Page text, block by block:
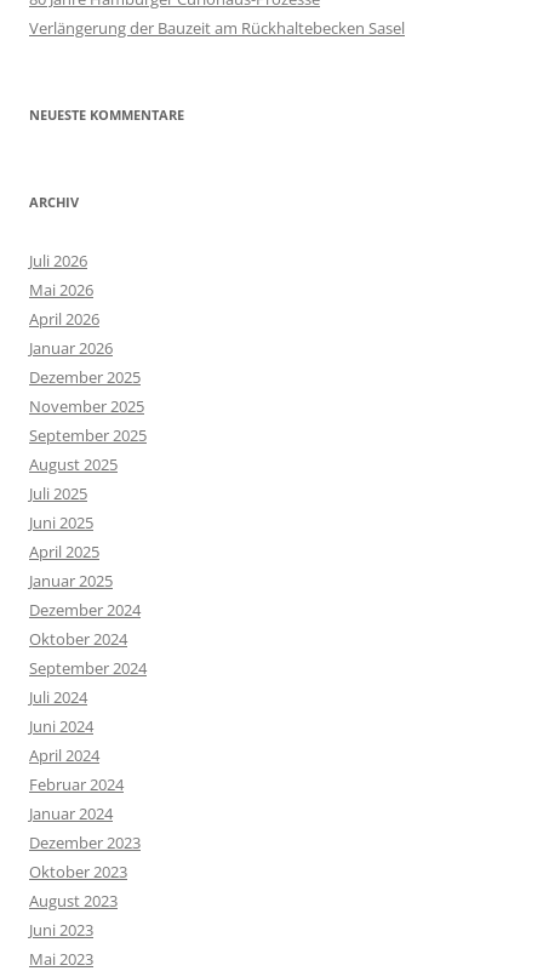
Verlängerung der Bauzeit am Rückhaltebecken Sasel
NEUESTE KOMMENTARE
ARCHIV
Juli 2026
Mai 2026
April 2026
Januar 2026
Dezember 2025
November 2025
September 2025
August 2025
Juli 2025
Juni 2025
April 2025
Januar 2025
Dezember 2024
Oktober 2024
September 2024
Juli 2024
Juni 2024
April 2024
Februar 2024
Januar 2024
Dezember 2023
Oktober 2023
August 2023
Juni 2023
Mai 2023